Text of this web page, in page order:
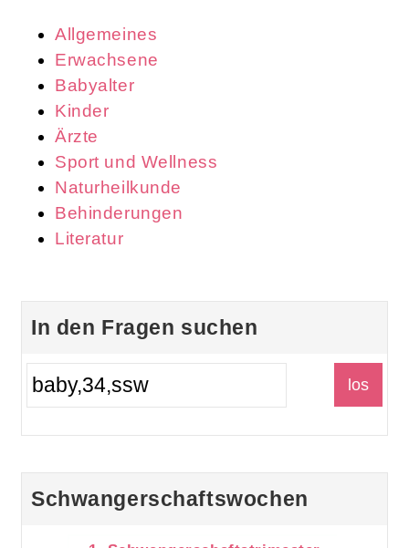
Allgemeines
Erwachsene
Babyalter
Kinder
Ärzte
Sport und Wellness
Naturheilkunde
Behinderungen
Literatur
In den Fragen suchen
Schwangerschaftswochen